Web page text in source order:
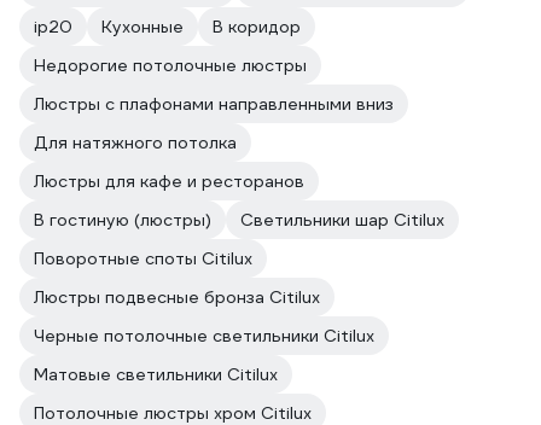
ip20
Кухонные
В коридор
Недорогие потолочные люстры
Люстры с плафонами направленными вниз
Для натяжного потолка
Люстры для кафе и ресторанов
В гостиную (люстры)
Светильники шар Citilux
Поворотные споты Citilux
Люстры подвесные бронза Citilux
Черные потолочные светильники Citilux
Матовые светильники Citilux
Потолочные люстры хром Citilux